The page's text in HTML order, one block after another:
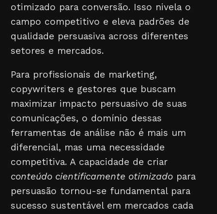
otimizado para conversão. Isso nivela o
campo competitivo e eleva padrões de
qualidade persuasiva across diferentes
setores e mercados.
Para profissionais de marketing,
copywriters e gestores que buscam
maximizar impacto persuasivo de suas
comunicações, o domínio dessas
ferramentas de análise não é mais um
diferencial, mas uma necessidade
competitiva. A capacidade de criar
conteúdo cientificamente otimizado para
persuasão tornou-se fundamental para
sucesso sustentável em mercados cada